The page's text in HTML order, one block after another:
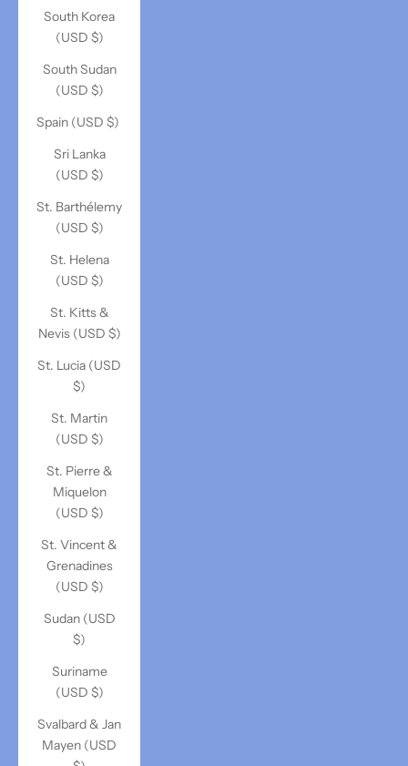
South Korea
(USD $)
South Sudan
(USD $)
Spain (USD $)
Sri Lanka
(USD $)
St. Barthélemy
(USD $)
St. Helena
(USD $)
St. Kitts &
Nevis (USD $)
St. Lucia (USD
$)
St. Martin
(USD $)
St. Pierre &
Miquelon
(USD $)
St. Vincent &
Grenadines
(USD $)
Sudan (USD
$)
Suriname
(USD $)
Svalbard & Jan
Mayen (USD